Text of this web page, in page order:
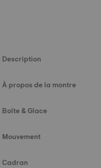
Description
À propos de la montre
Boîte & Glace
Mouvement
Cadran